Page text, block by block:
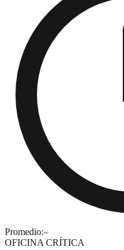
Promedio:–
OFICINA CRÍTICA